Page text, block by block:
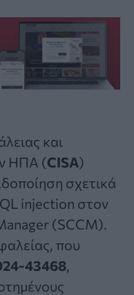
και
ΗΠΑ (CISA)
σχετικά
injection στον
(SCCM).
που
43468,